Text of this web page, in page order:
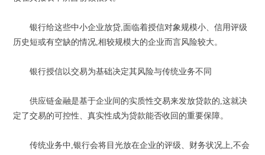
银行给这些中小企业放贷,面临着授信对象规模小、信用评级
历史短或有空缺的情况,相较规模大的企业而言风险较大。
银行授信以交易为基础决定其风险与传统业务不同
供应链金融是基于企业间的实质性交易来发放贷款的,这就决
定了交易的可控性、真实性成为贷款能否收回的重要保障。
传统业务中,银行会将目光放在企业的评级、财务状况上,不会